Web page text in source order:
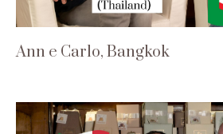
Ann e Carlo, Bangkok